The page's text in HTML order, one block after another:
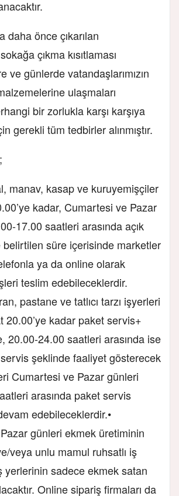
daha önce çıkarılan
çıkma kısıtlaması
ve günlerde vatandaşlarımızın
ulaşmaları
bir zorlukla karşı karşıya
gerekli tüm tedbirler alınmıştır.
manav, kasap ve kuruyemişçiler
kadar, Cumartesi ve Pazar
17.00 saatleri arasında açık
belirtilen süre içerisinde marketler
ya da online olarak
teslim edebileceklerdir.
pastane ve tatlıcı tarzı işyerleri
20.00’ye kadar paket servis+
20.00-24.00 saatleri arasında ise
şeklinde faaliyet gösterecek
Cumartesi ve Pazar günleri
arasında paket servis
edebileceklerdir.•
günleri ekmek üretiminin
ve/veya unlu mamul ruhsatlı iş
yerlerinin sadece ekmek satan
Online sipariş firmaları da